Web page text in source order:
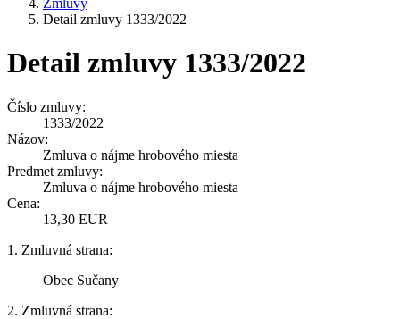
Detail zmluvy 1333/2022
Detail zmluvy 1333/2022
Číslo zmluvy:
1333/2022
Názov:
Zmluva o nájme hrobového miesta
Predmet zmluvy:
Zmluva o nájme hrobového miesta
Cena:
13,30 EUR
1. Zmluvná strana:
Obec Sučany
2. Zmluvná strana: